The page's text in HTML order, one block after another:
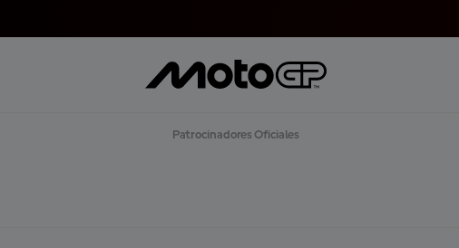
Patrocinadores Oficiales